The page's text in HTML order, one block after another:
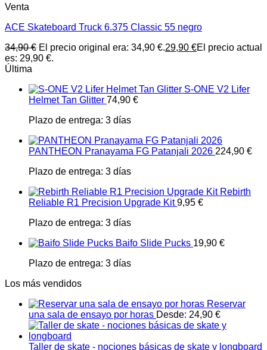
Venta
ACE Skateboard Truck 6.375 Classic 55 negro
34,90€ El precio original era: 34,90 €.29,90 €El precio actual
es: 29,90 €.
Última
S-ONE V2 Lifer
Helmet Tan Glitter 74,90 €
Plazo de entrega: 3 días
PANTHEON Pranayama FG Patanjali 2026 224,90 €
Plazo de entrega: 3 días
Rebirth
Reliable R1 Precision Upgrade Kit 9,95 €
Plazo de entrega: 3 días
Baifo Slide Pucks 19,90 €
Plazo de entrega: 3 días
Los más vendidos
Reservar
una sala de ensayo por horas Desde: 24,90 €
Taller de skate - nociones básicas de skate y longboard